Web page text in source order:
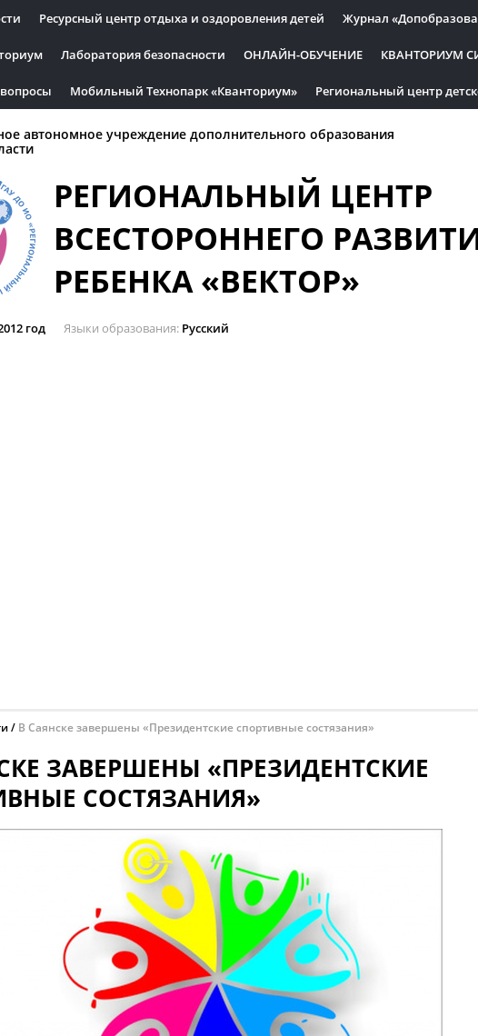
Ресурсный центр отдыха и оздоровления детей Журнал
Лаборатория безопасности ОНЛАЙН-ОБУЧЕНИЕ КВАНТОРИУМ
Мобильный Технопарк «Кванториум» Региональный центр
автономное учреждение дополнительного образования
РЕГИОНАЛЬНЫЙ ЦЕНТР
ВСЕСТОРОННЕГО
РЕБЕНКА «ВЕКТОР»
год Языки образования Русский
В Саянске завершены «Президентские спортивные состязания»
ЗАВЕРШЕНЫ «ПРЕЗИДЕНТСКИЕ
СОСТЯЗАНИЯ»